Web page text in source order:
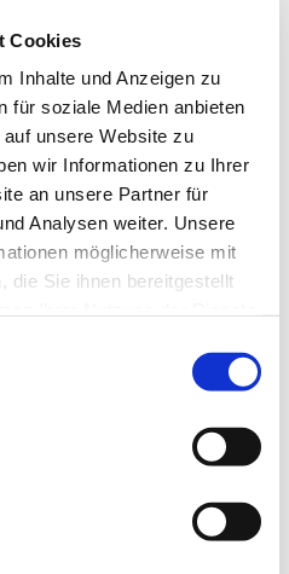
Cookies
Inhalte und Anzeigen zu
für soziale Medien anbieten
unsere Website zu
wir Informationen zu Ihrer
an unsere Partner für
Analysen weiter. Unsere
möglicherweise mit
die Sie ihnen bereitgestellt
Sie auch